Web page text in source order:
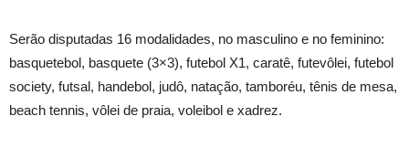
Serão disputadas 16 modalidades, no masculino e no feminino:
basquetebol, basquete (3×3), futebol X1, caratê, futevôlei, futebol
society, futsal, handebol, judô, natação, tamboréu, tênis de mesa,
beach tennis, vôlei de praia, voleibol e xadrez.